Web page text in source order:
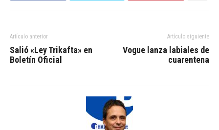
Artículo anterior
Salió «Ley Trikafta» en
Boletín Oficial
Artículo siguiente
Vogue lanza labiales de
cuarentena